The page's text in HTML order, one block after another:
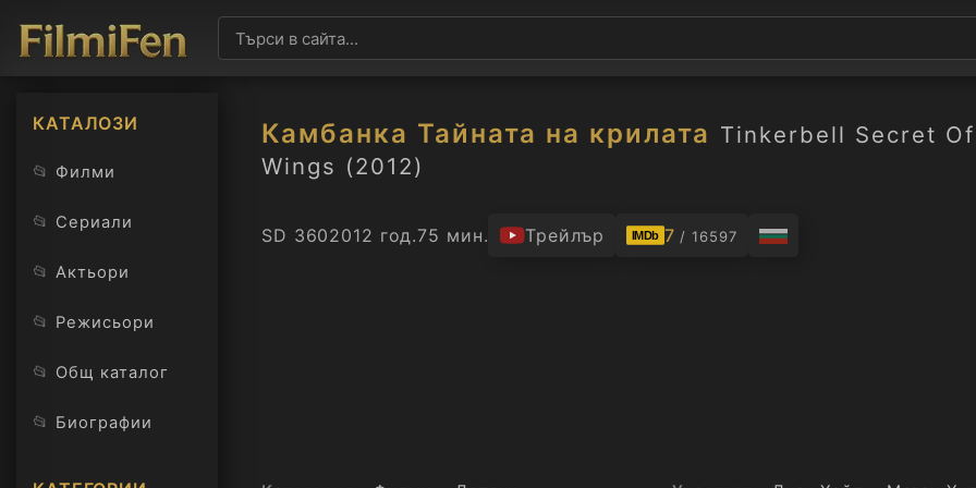
КАТАЛОЗИ
📂 Филми
📂 Сериали
📂 Актьори
📂 Режисьори
📂 Общ каталог
📂 Биографии
Камбанка Тайната на крилата Tinkerbell Secret
Wings (2012)
SD 3602012 год.75 мин. Трейлър IMDb 7 / 16597